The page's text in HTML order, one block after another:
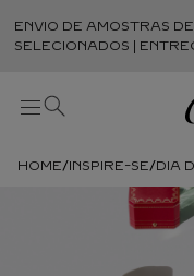
ENVIO DE AMOSTRAS
SELECIONADOS |
INSPIRE-SE DIA